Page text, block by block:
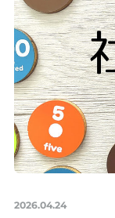
2026.04.24